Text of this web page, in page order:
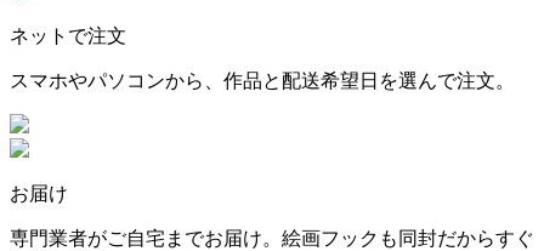
ネットで注文
スマホやパソコンから、作品と配送希望日を選んで注文。
お届け
専門業者がご自宅までお届け。絵画フックも同封だからすぐ